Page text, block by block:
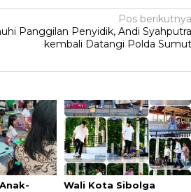
Pos berikutnya
Panggilan Penyidik, Andi Syahputra
kembali Datangi Polda Sumut
Wali Kota Sibolga